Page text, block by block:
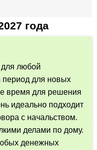
года
для любой
период для новых
время для решения
идеально подходит
с начальством.
делами по дому.
денежных